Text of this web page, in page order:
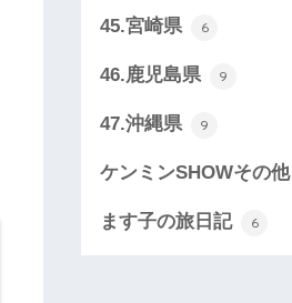
45.宮崎県 6
46.鹿児島県 9
47.沖縄県 9
ケンミンSHOWその他
ます子の旅日記 6